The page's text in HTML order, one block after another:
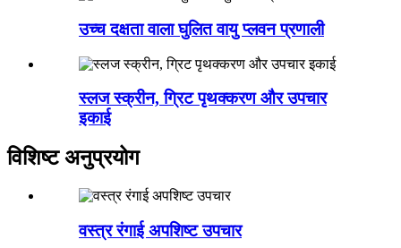
उच्च दक्षता वाला घुलित वायु प्लवन प्रणाली
स्लज स्क्रीन, ग्रिट पृथक्करण और उपचार
इकाई
विशिष्ट अनुप्रयोग
वस्त्र रंगाई अपशिष्ट उपचार